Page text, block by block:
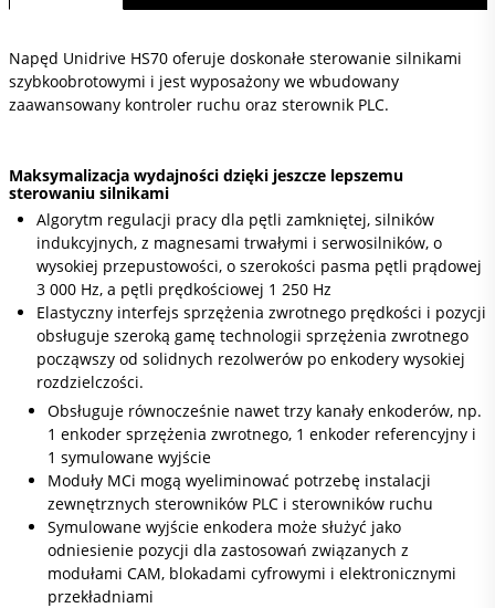
Napęd Unidrive HS70 oferuje doskonałe sterowanie silnikami
szybkoobrotowymi i jest wyposażony we wbudowany
zaawansowany kontroler ruchu oraz sterownik PLC.
Maksymalizacja wydajności dzięki jeszcze lepszemu
sterowaniu silnikami
Algorytm regulacji pracy dla pętli zamkniętej, silników
indukcyjnych, z magnesami trwałymi i serwosilników, o
wysokiej przepustowości, o szerokości pasma pętli prądowej
3 000 Hz, a pętli prędkościowej 1 250 Hz
Elastyczny interfejs sprzężenia zwrotnego prędkości i pozycji
obsługuje szeroką gamę technologii sprzężenia zwrotnego
począwszy od solidnych rezolwerów po enkodery wysokiej
rozdzielczości.
Obsługuje równocześnie nawet trzy kanały enkoderów, np.
1 enkoder sprzężenia zwrotnego, 1 enkoder referencyjny i
1 symulowane wyjście
Moduły MCi mogą wyeliminować potrzebę instalacji
zewnętrznych sterowników PLC i sterowników ruchu
Symulowane wyjście enkodera może służyć jako
odniesienie pozycji dla zastosowań związanych z
modułami CAM, blokadami cyfrowymi i elektronicznymi
przekładniami